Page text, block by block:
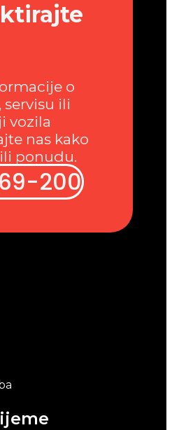
o
ili
vozila
nas kako
ponudu.
200